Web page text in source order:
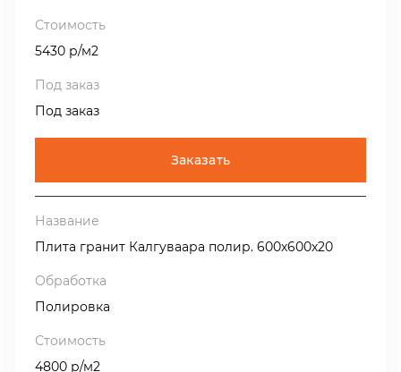
5430 р/м2
Под заказ
Заказать
Плита гранит Калгуваара полир. 600х600х20
Полировка
4800 р/м2